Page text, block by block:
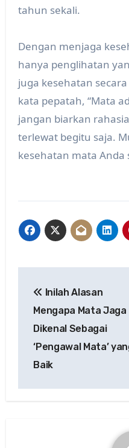
tahun sekali.
Dengan menjaga
hanya penglihatan
juga kesehatan
kata pepatah, “Mata
jangan biarkan
terlewat begitu saja.
kesehatan mata Anda
navigation
Inilah Alasan
Mengapa Mata Jaga
Dikenal Sebagai
‘Pengawal Mata’
Baik